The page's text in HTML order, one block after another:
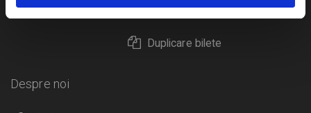
Returnare bilete
Duplicare bilete
Calendar
Despre noi